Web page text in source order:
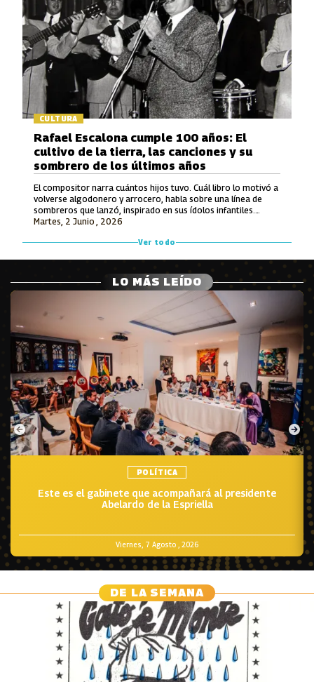
CULTURA
Martes, 2 Junio , 2026
Rafael Escalona cumple 100 años: El
cultivo de la tierra, las canciones y su
sombrero de los últimos años
El compositor narra cuántos hijos tuvo. Cuál libro lo motivó a
volverse algodonero y arrocero, habla sobre una línea de
sombreros que lanzó, inspirado en sus ídolos infantiles.
También recuerda lo que le ofrecieron por hacerle una
inédito que luego grabó Jorge Oñate.
Ver todo
LO MÁS LEÍDO
POLÍTICA
Viernes, 7 Agosto , 2026
Este es el gabinete que acompañará al presidente
Abelardo de la Espriella
DE LA SEMANA